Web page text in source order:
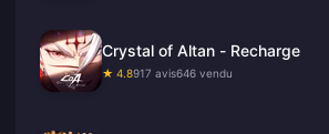
Crystal of Altan - Recharge
★ 4.8917 avis646 vendu